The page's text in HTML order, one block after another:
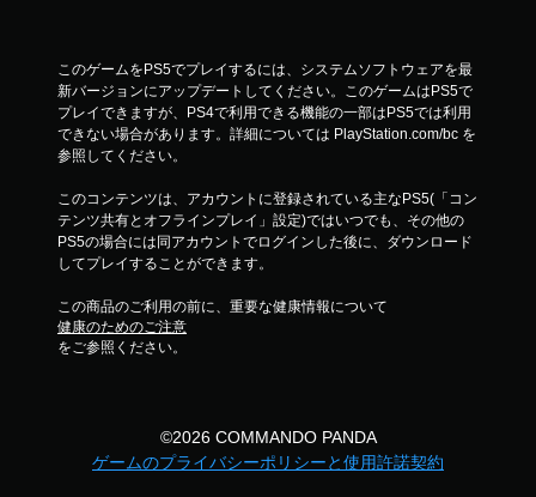
このゲームをPS5でプレイするには、システムソフトウェアを最
新バージョンにアップデートしてください。このゲームはPS5で
プレイできますが、PS4で利用できる機能の一部はPS5では利用
できない場合があります。詳細については PlayStation.com/bc を
参照してください。
このコンテンツは、アカウントに登録されている主なPS5(「コン
テンツ共有とオフラインプレイ」設定)ではいつでも、その他の
PS5の場合には同アカウントでログインした後に、ダウンロード
してプレイすることができます。
この商品のご利用の前に、重要な健康情報について
健康のためのご注意
をご参照ください。
©2026 COMMANDO PANDA
ゲームのプライバシーポリシーと使用許諾契約